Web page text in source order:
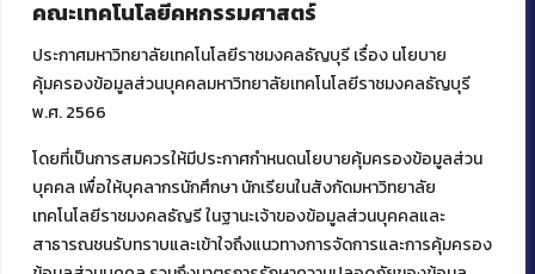
คณะเทคโนโลยีคหกรรมศาสตร์
ประกาศมหาวิทยาลัยเทคโนโลยีราชมงคลธัญบุรี เรื่อง นโยบาย
คุ้มครองข้อมูลส่วนบุคคลมหาวิทยาลัยเทคโนโลยีราชมงคลธัญบุรี
พ.ศ. 2566
โดยที่เป็นการสมควรให้มีประกาศกำหนดนโยบายคุ้มครองข้อมูลส่วน
บุคคล เพื่อให้บุคลากรนักศึกษา นักเรียนในสังกัดมหาวิทยาลัย
เทคโนโลยีราชมงคลธัญรี ในฐานะเจ้าของข้อมูลส่วนบุคคลและ
สาธารณชนรับทราบและเข้าใจถึงแนวทางการจัดการและการคุ้มครอง
ติดต่อคณะเทคโนโลยีคหกรรมศาสตร์
39 หมู่ 1
ต.คลองหก อ. คลองหลวง
จ.ปทุมธานี 12120